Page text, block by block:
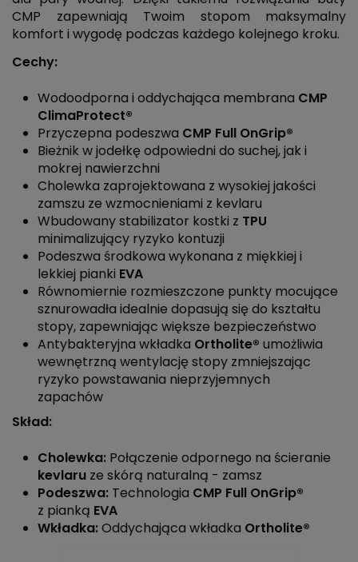
CMP zapewniają Twoim stopom maksymalny
komfort i wygodę podczas każdego kolejnego kroku.
Cechy:
Wodoodporna i oddychająca membrana CMP
ClimaProtect®
Przyczepna podeszwa CMP Full OnGrip®
Bieżnik w jodełkę odpowiedni do suchej, jak i
mokrej nawierzchni
Cholewka zaprojektowana z wysokiej jakości
zamszu ze wzmocnieniami z kevlaru
Wbudowany stabilizator kostki z TPU
minimalizujący ryzyko kontuzji
Podeszwa środkowa wykonana z miękkiej i
lekkiej pianki EVA
Równomiernie rozmieszczone punkty mocujące
sznurowadła idealnie dopasują się do kształtu
stopy, zapewniając większe bezpieczeństwo
Antybakteryjna wkładka Ortholite® umożliwia
wewnętrzną wentylację stopy zmniejszając
ryzyko powstawania nieprzyjemnych
zapachów
Skład:
Cholewka: Połączenie odpornego na ścieranie
kevlaru ze skórą naturalną - zamsz
Podeszwa: Technologia CMP Full OnGrip®
z pianką EVA
Wkładka:Oddychająca wkładka Ortholite®